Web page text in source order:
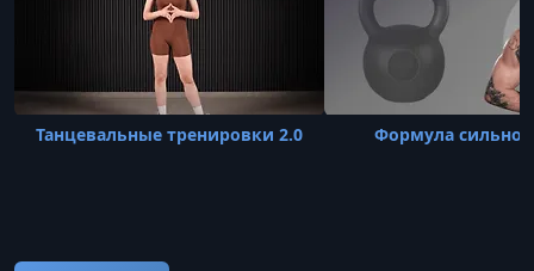
Танцевальные тренировки 2.0 Формула